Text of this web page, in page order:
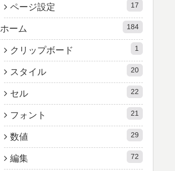
ページ設定 17
ホーム 184
クリップボード 1
スタイル 20
セル 22
フォント 21
数値 29
編集 72